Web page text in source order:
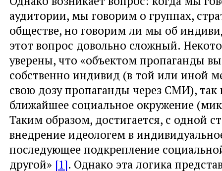
аудитории, мы говорим о группах,
обществе, но говорим ли мы об
этот вопрос довольно сложный.
уверены, что «объектом пропаганды
собственно индивид (в той или иной
свою дозу пропаганды через СМИ), так
ближайшее социальное окружение
Таким образом, достигается, с одной
внедрение идеологем в
последующее подкрепление
другой» [1]. Однако эта логика